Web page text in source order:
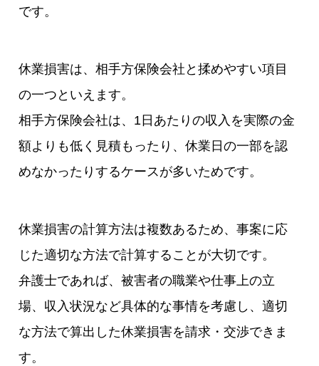
です。
休業損害は、相手方保険会社と揉めやすい項目
の一つといえます。
相手方保険会社は、1日あたりの収入を実際の金
額よりも低く見積もったり、休業日の一部を認
めなかったりするケースが多いためです。
休業損害の計算方法は複数あるため、事案に応
じた適切な方法で計算することが大切です。
弁護士であれば、被害者の職業や仕事上の立
場、収入状況など具体的な事情を考慮し、適切
な方法で算出した休業損害を請求・交渉できま
す。